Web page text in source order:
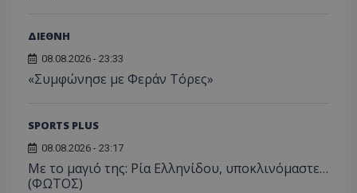
ΔΙΕΘΝΗ
08.08.2026 - 23:33
«Συμφώνησε με Φεράν Τόρες»
SPORTS PLUS
08.08.2026 - 23:17
Με το μαγιό της: Ρία Ελληνίδου, υποκλινόμαστε…
(ΦΩΤΟΣ)